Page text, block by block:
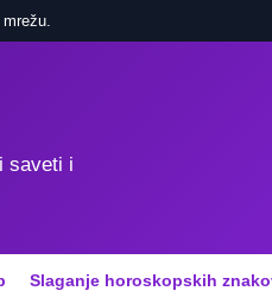
saveti i
Slaganje horoskopskih